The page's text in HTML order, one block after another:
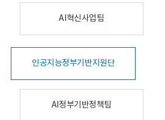
AI혁신사업팀
인공지능정부기반지원단
AI정부기반정책팀